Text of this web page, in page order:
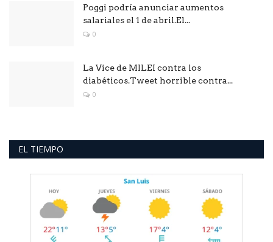
Poggi podría anunciar aumentos
salariales el 1 de abril.El...
0
La Vice de MILEI contra los
diabéticos.Tweet horrible contra...
0
EL TIEMPO